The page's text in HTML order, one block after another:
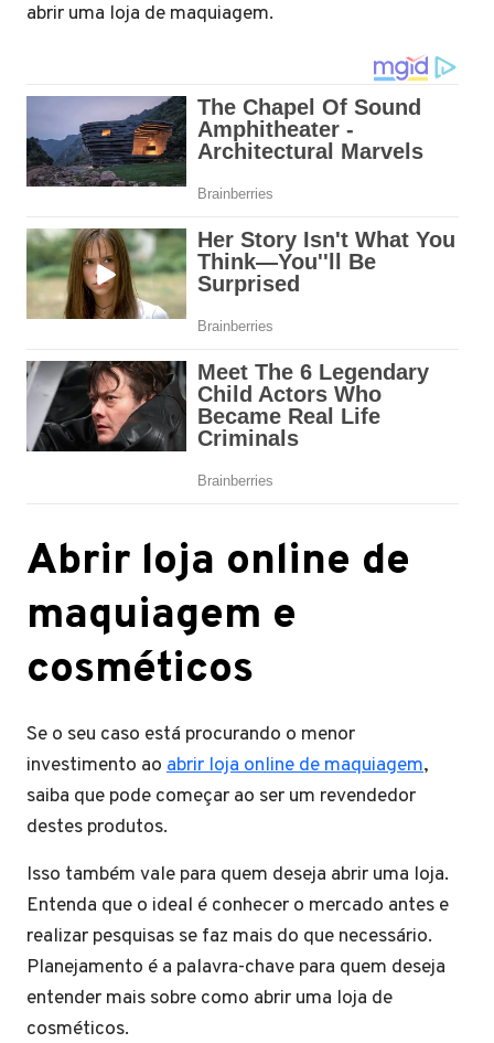
abrir uma loja de maquiagem.
Abrir loja online de
maquiagem e
cosméticos
Se o seu caso está procurando o menor
investimento ao abrir loja online de maquiagem,
saiba que pode começar ao ser um revendedor
destes produtos.
Isso também vale para quem deseja abrir uma loja.
Entenda que o ideal é conhecer o mercado antes e
realizar pesquisas se faz mais do que necessário.
Planejamento é a palavra-chave para quem deseja
entender mais sobre como abrir uma loja de
cosméticos.